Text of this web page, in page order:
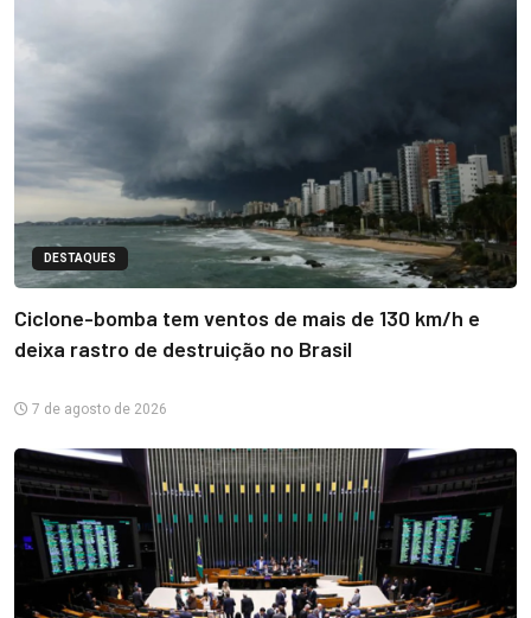
DESTAQUES
Ciclone-bomba tem ventos de mais de 130 km/h e
deixa rastro de destruição no Brasil
7 de agosto de 2026